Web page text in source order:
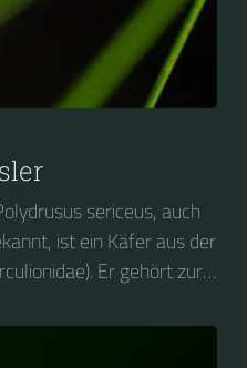
sericeus, auch
ist ein Käfer aus der
Er gehört zur